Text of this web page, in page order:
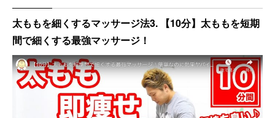
太ももを細くするマッサージ法3. 【10分】太ももを短期
間で細くする最強マッサージ！